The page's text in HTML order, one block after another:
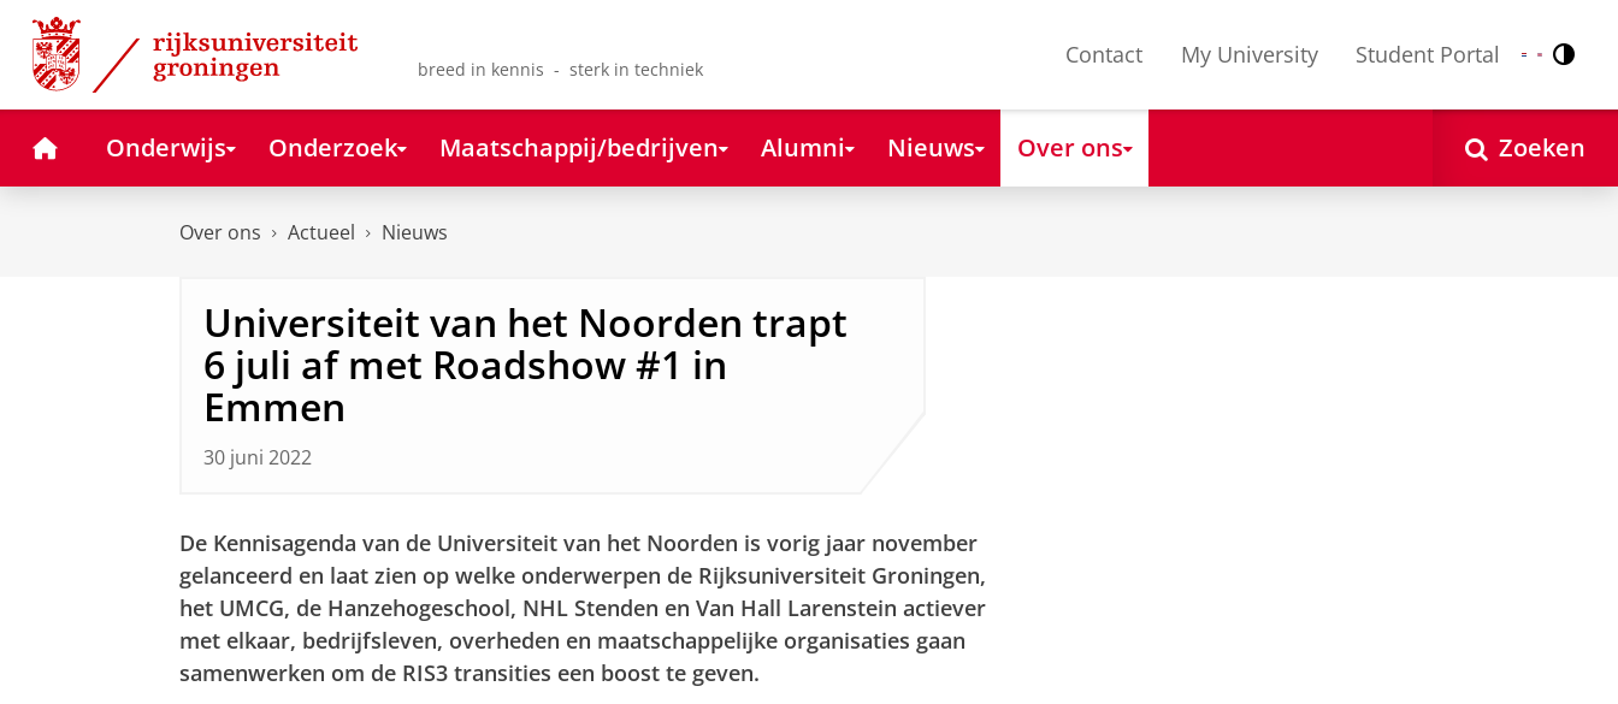
Skip
Content
Skip
Navigation
breed in kennis - sterk in techniek
Contact My University Student Portal Nederlands
English
HomeOnderwijs Onderzoek Maatschappij/bedrijven Alumni Nieuws Over ons Zoeken
Over ons Actueel Nieuws
Universiteit van het Noorden trapt
6 juli af met Roadshow #1 in
Emmen
30 juni 2022
De Kennisagenda van de Universiteit van het Noorden is vorig jaar november
gelanceerd en laat zien op welke onderwerpen de Rijksuniversiteit Groningen,
het UMCG, de Hanzehogeschool, NHL Stenden en Van Hall Larenstein actiever
met elkaar, bedrijfsleven, overheden en maatschappelijke organisaties gaan
samenwerken om de RIS3 transities een boost te geven.